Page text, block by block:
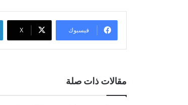
فيسبوك X
مقالات ذات صلة